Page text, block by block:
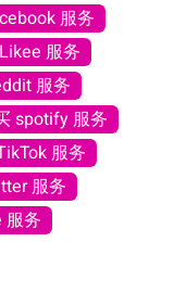
服务
服务
服务
spotify 服务
服务
服务
服务